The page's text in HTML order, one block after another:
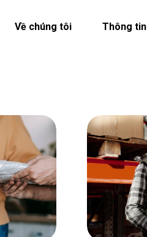
Về chúng tôi Thông tin